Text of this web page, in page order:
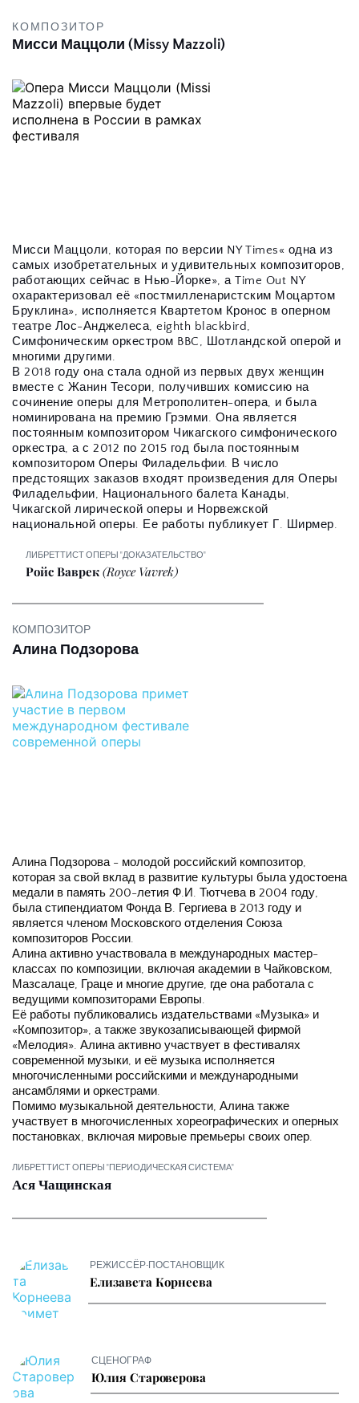
КОМПОЗИТОР
Мисси Маццоли (Missy Mazzoli)
Мисси Маццоли, которая по версии NY Times« одна из
самых изобретательных и удивительных композиторов,
работающих сейчас в Нью-Йорке», а Time Out NY
охарактеризовал её «постмилленаристским Моцартом
Бруклина», исполняется Квартетом Кронос в оперном
театре Лос-Анджелеса, eighth blackbird,
Симфоническим оркестром BBC, Шотландской оперой и
многими другими.
В 2018 году она стала одной из первых двух женщин
вместе с Жанин Тесори, получивших комиссию на
сочинение оперы для Метрополитен-опера, и была
номинирована на премию Грэмми. Она является
постоянным композитором Чикагского симфонического
оркестра, а с 2012 по 2015 год была постоянным
композитором Оперы Филадельфии. В число
предстоящих заказов входят произведения для Оперы
Филадельфии, Национального балета Канады,
Чикагской лирической оперы и Норвежской
национальной оперы. Ее работы публикует Г. Ширмер.
ЛИБРЕТТИСТ ОПЕРЫ "ДОКАЗАТЕЛЬСТВО"
Ройс Ваврек (Royce Vavrek)
КОМПОЗИТОР
Алина Подзорова
Алина Подзорова - молодой российский композитор,
которая за свой вклад в развитие культуры была удостоена
медали в память 200-летия Ф.И. Тютчева в 2004 году,
была стипендиатом Фонда В. Гергиева в 2013 году и
является членом Московского отделения Союза
композиторов России.
Алина активно участвовала в международных мастер-
классах по композиции, включая академии в Чайковском,
Мазсалаце, Граце и многие другие, где она работала с
ведущими композиторами Европы.
Её работы публиковались издательствами «Музыка» и
«Композитор», а также звукозаписывающей фирмой
«Мелодия». Алина активно участвует в фестивалях
современной музыки, и её музыка исполняется
многочисленными российскими и международными
ансамблями и оркестрами.
Помимо музыкальной деятельности, Алина также
участвует в многочисленных хореографических и оперных
постановках, включая мировые премьеры своих опер.
ЛИБРЕТТИСТ ОПЕРЫ "ПЕРИОДИЧЕСКАЯ СИСТЕМА"
Ася Чащинская
РЕЖИССЁР-ПОСТАНОВЩИК
Елизавета Корнеева
СЦЕНОГРАФ
Юлия Староверова